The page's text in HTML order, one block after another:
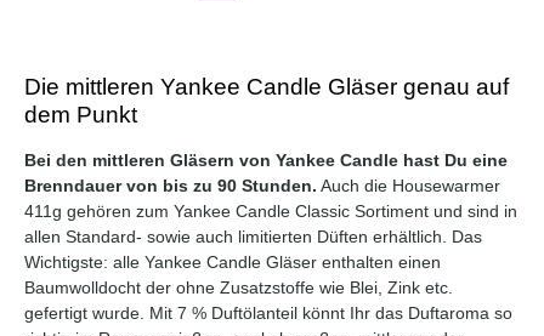
Die mittleren Yankee Candle Gläser genau auf
dem Punkt
Bei den mittleren Gläsern von Yankee Candle hast Du eine
Brenndauer von bis zu 90 Stunden. Auch die Housewarmer
411g gehören zum Yankee Candle Classic Sortiment und sind in
allen Standard- sowie auch limitierten Düften erhältlich. Das
Wichtigste: alle Yankee Candle Gläser enthalten einen
Baumwolldocht der ohne Zusatzstoffe wie Blei, Zink etc.
gefertigt wurde. Mit 7 % Duftölanteil könnt Ihr das Duftaroma so